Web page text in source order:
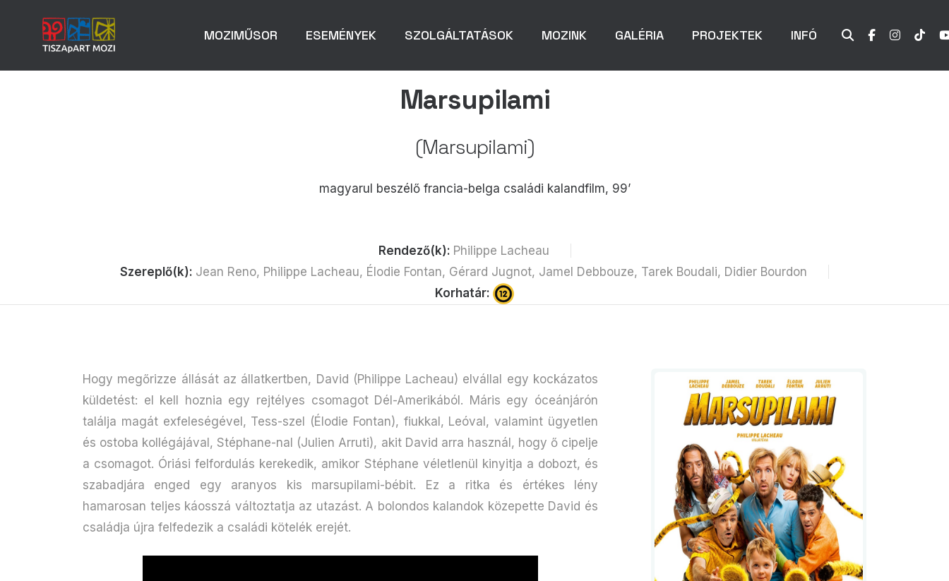
MOZIMŰSOR ESEMÉNYEK SZOLGÁLTATÁSOK MOZINK GALÉRIA PROJEKTEK INFÓ
Marsupilami
(Marsupilami)
magyarul beszélő francia-belga családi kalandfilm, 99’
Rendező(k): Philippe Lacheau
Szereplő(k): Jean Reno, Philippe Lacheau, Élodie Fontan, Gérard Jugnot, Jamel Debbouze, Tarek Boudali, Didier Bourdon
Korhatár:
Hogy megőrizze állását az állatkertben, David (Philippe Lacheau) elvállal egy kockázatos
küldetést: el kell hoznia egy rejtélyes csomagot Dél-Amerikából. Máris egy óceánjárón
találja magát exfeleségével, Tess-szel (Élodie Fontan), fiukkal, Leóval, valamint ügyetlen
és ostoba kollégájával, Stéphane-nal (Julien Arruti), akit David arra használ, hogy ő cipelje
a csomagot. Óriási felfordulás kerekedik, amikor Stéphane véletlenül kinyitja a dobozt, és
szabadjára enged egy aranyos kis marsupilami-bébit. Ez a ritka és értékes lény
hamarosan teljes káosszá változtatja az utazást. A bolondos kalandok közepette David és
családja újra felfedezik a családi kötelék erejét.